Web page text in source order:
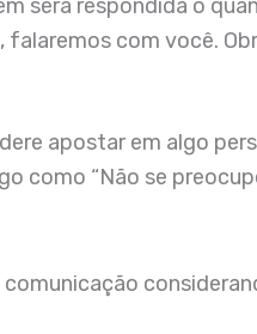
será respondida o
com você.
apostar em algo
como “Não se